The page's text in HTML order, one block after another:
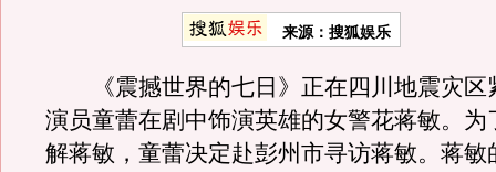
来源：搜狐娱乐
《震撼世界的七日》正在四川地震灾区
演员童蕾在剧中饰演英雄的女警花蒋敏。为
解蒋敏，童蕾决定赴彭州市寻访蒋敏。蒋敏